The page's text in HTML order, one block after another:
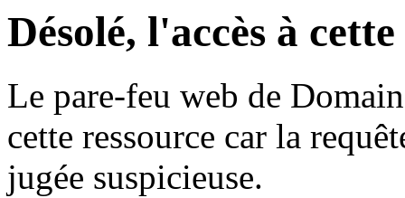
Désolé, l'accès à
Le pare-feu web de
cette ressource car la
jugée suspicieuse.